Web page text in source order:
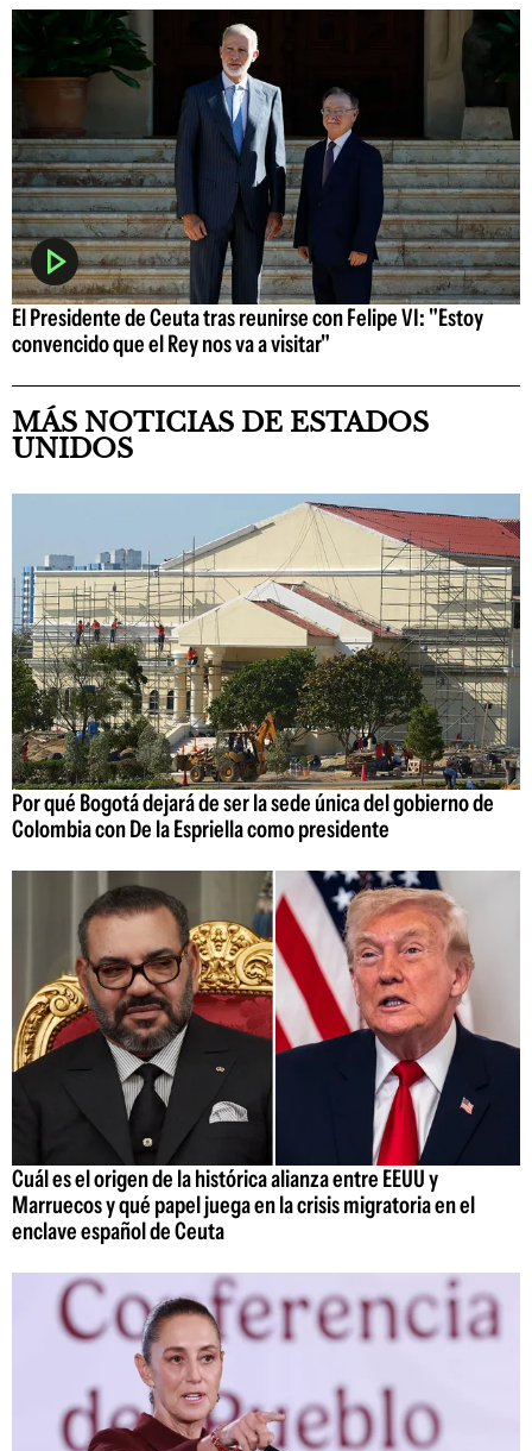
El Presidente de Ceuta tras reunirse con Felipe VI: "Estoy
convencido que el Rey nos va a visitar"
MÁS NOTICIAS DE ESTADOS
UNIDOS
Por qué Bogotá dejará de ser la sede única del gobierno de
Colombia con De la Espriella como presidente
Cuál es el origen de la histórica alianza entre EEUU y
Marruecos y qué papel juega en la crisis migratoria en el
enclave español de Ceuta